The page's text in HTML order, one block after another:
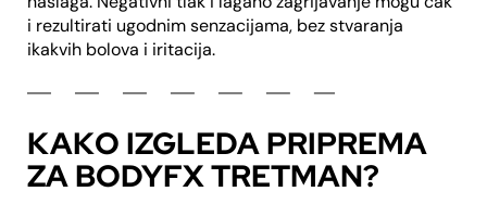
i rezultirati ugodnim senzacijama, bez stvaranja
ikakvih bolova i iritacija.
KAKO IZGLEDA PRIPREMA
ZA BODYFX TRETMAN?